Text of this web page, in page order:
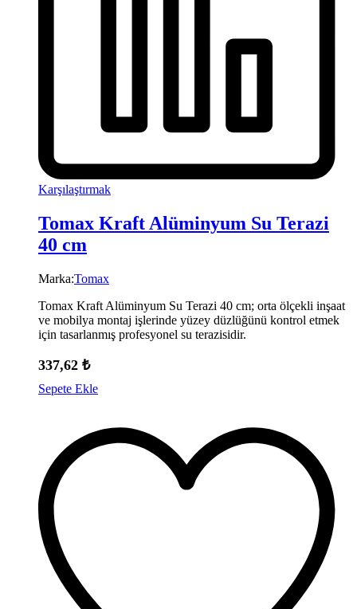
Karşılaştırmak
Tomax Kraft Alüminyum Su Terazi
40 cm
Marka:Tomax
Tomax Kraft Alüminyum Su Terazi 40 cm; orta ölçekli inşaat
ve mobilya montaj işlerinde yüzey düzlüğünü kontrol etmek
için tasarlanmış profesyonel su terazisidir.
337,62 ₺
Sepete Ekle